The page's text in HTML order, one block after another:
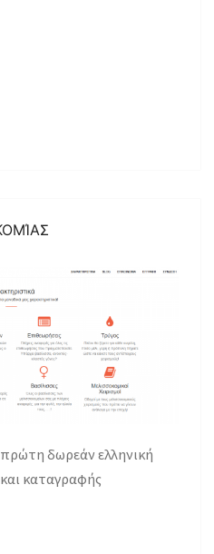
δωρεάν ελληνική
καταγραφής